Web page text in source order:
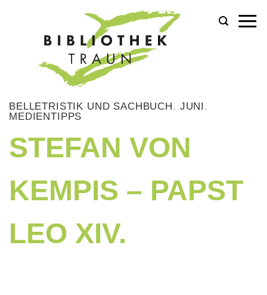
BELLETRISTIK UND SACHBUCH, JUNI,
MEDIENTIPPS
STEFAN VON
KEMPIS – PAPST
LEO XIV.